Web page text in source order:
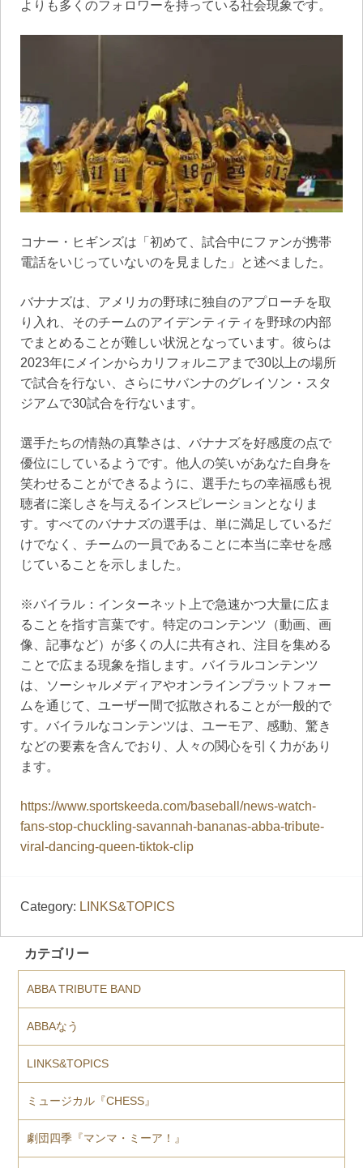
よりも多くのフォロワーを持っている社会現象です。
コナー・ヒギンズは「初めて、試合中にファンが携帯
電話をいじっていないのを見ました」と述べました。
バナナズは、アメリカの野球に独自のアプローチを取
り入れ、そのチームのアイデンティティを野球の内部
でまとめることが難しい状況となっています。彼らは
2023年にメインからカリフォルニアまで30以上の場所
で試合を行ない、さらにサバンナのグレイソン・スタ
ジアムで30試合を行ないます。
選手たちの情熱の真摯さは、バナナズを好感度の点で
優位にしているようです。他人の笑いがあなた自身を
笑わせることができるように、選手たちの幸福感も視
聴者に楽しさを与えるインスピレーションとなりま
す。すべてのバナナズの選手は、単に満足しているだ
けでなく、チームの一員であることに本当に幸せを感
じていることを示しました。
※バイラル：インターネット上で急速かつ大量に広ま
ることを指す言葉です。特定のコンテンツ（動画、画
像、記事など）が多くの人に共有され、注目を集める
ことで広まる現象を指します。バイラルコンテンツ
は、ソーシャルメディアやオンラインプラットフォー
ムを通じて、ユーザー間で拡散されることが一般的で
す。バイラルなコンテンツは、ユーモア、感動、驚き
などの要素を含んでおり、人々の関心を引く力があり
ます。
https://www.sportskeeda.com/baseball/news-watch-
fans-stop-chuckling-savannah-bananas-abba-tribute-
viral-dancing-queen-tiktok-clip
Category: LINKS&TOPICS
カテゴリー
ABBA TRIBUTE BAND
ABBAなう
LINKS&TOPICS
ミュージカル『CHESS』
劇団四季『マンマ・ミーア！』